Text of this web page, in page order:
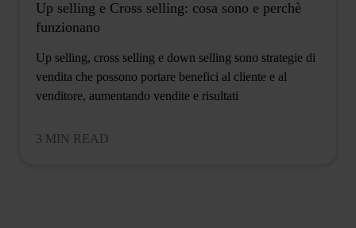
Up selling e Cross selling: cosa sono e perchè
funzionano
Up selling, cross selling e down selling sono strategie di
vendita che possono portare benefici al cliente e al
venditore, aumentando vendite e risultati
3 MIN READ